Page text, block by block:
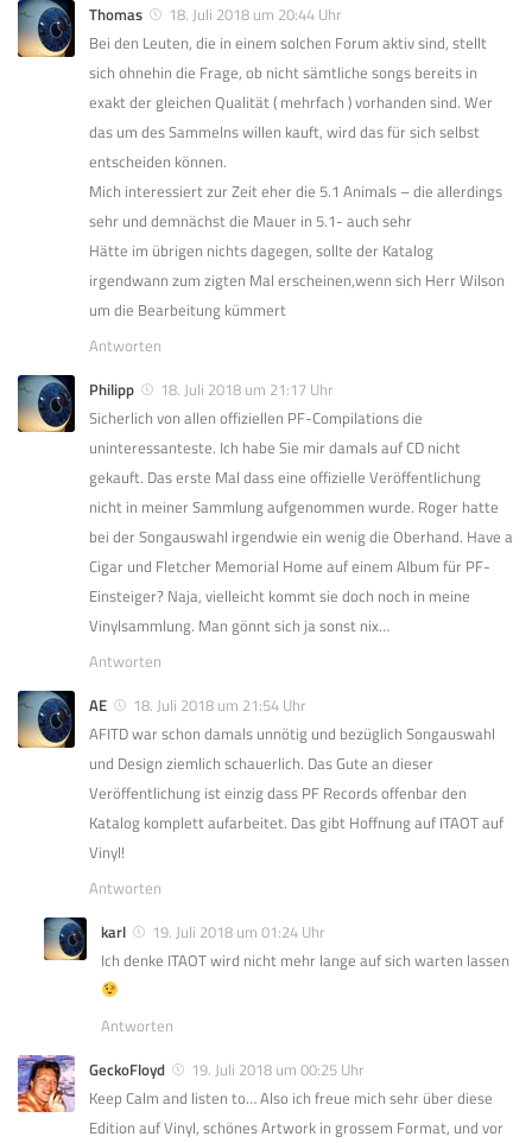
Thomas
18. Juli 2018 um 20:44 Uhr
Bei den Leuten, die in einem solchen Forum aktiv sind, stellt
sich ohnehin die Frage, ob nicht sämtliche songs bereits in
exakt der gleichen Qualität ( mehrfach ) vorhanden sind. Wer
das um des Sammelns willen kauft, wird das für sich selbst
entscheiden können.
Mich interessiert zur Zeit eher die 5.1 Animals – die allerdings
sehr und demnächst die Mauer in 5.1- auch sehr
Hätte im übrigen nichts dagegen, sollte der Katalog
irgendwann zum zigten Mal erscheinen,wenn sich Herr Wilson
um die Bearbeitung kümmert
Antworten
Philipp
18. Juli 2018 um 21:17 Uhr
Sicherlich von allen offiziellen PF-Compilations die
uninteressanteste. Ich habe Sie mir damals auf CD nicht
gekauft. Das erste Mal dass eine offizielle Veröffentlichung
nicht in meiner Sammlung aufgenommen wurde. Roger hatte
bei der Songauswahl irgendwie ein wenig die Oberhand. Have a
Cigar und Fletcher Memorial Home auf einem Album für PF-
Einsteiger? Naja, vielleicht kommt sie doch noch in meine
Vinylsammlung. Man gönnt sich ja sonst nix…
Antworten
AE
18. Juli 2018 um 21:54 Uhr
AFITD war schon damals unnötig und bezüglich Songauswahl
und Design ziemlich schauerlich. Das Gute an dieser
Veröffentlichung ist einzig dass PF Records offenbar den
Katalog komplett aufarbeitet. Das gibt Hoffnung auf ITAOT auf
Vinyl!
Antworten
karl
19. Juli 2018 um 01:24 Uhr
Ich denke ITAOT wird nicht mehr lange auf sich warten lassen
Antworten
GeckoFloyd
19. Juli 2018 um 00:25 Uhr
Keep Calm and listen to… Also ich freue mich sehr über diese
Edition auf Vinyl, schönes Artwork in grossem Format, und vor